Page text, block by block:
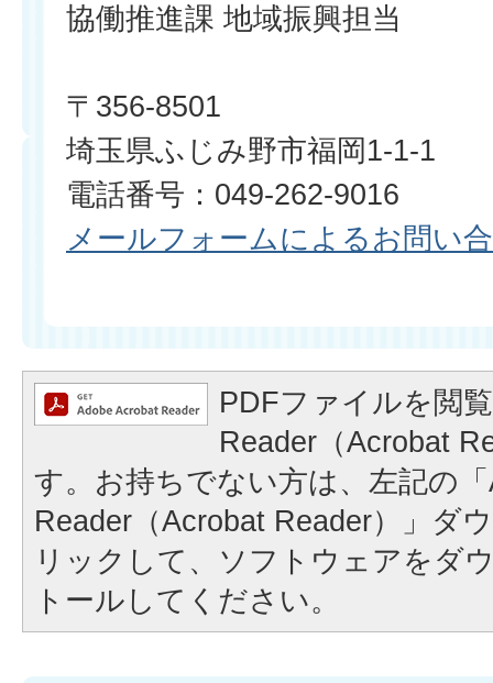
協働推進課 地域振興担当
〒356-8501
埼玉県ふじみ野市福岡1-1-1
電話番号：049-262-9016
メールフォームによるお問い
PDFファイルを閲
Reader（Acrobat
す。お持ちでない方は、左記の
Reader（Acrobat Reader）」ダ
リックして、ソフトウェアをダ
トールしてください。